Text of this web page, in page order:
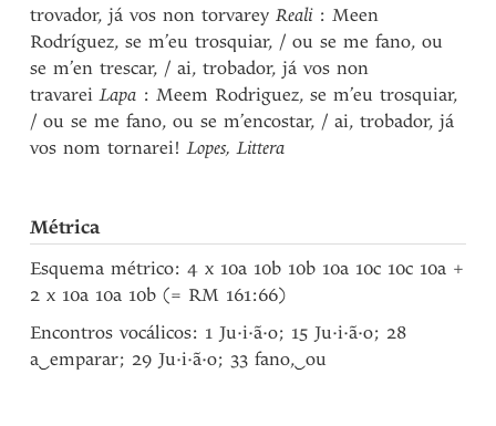
trovador, já vos non torvareyReali: Meen
Rodríguez, se m’eu trosquiar, / ou se me fano, ou
se m’en trescar, / ai, trobador, já vos non
travareiLapa : Meem Rodriguez, se m’eu trosquiar,
/ ou se me fano, ou se m’encostar, / ai, trobador, já
vos nom tornarei!Lopes, Littera
Métrica
Esquema métrico: 4 x 10a 10b 10b 10a 10c 10c 10a +
2 x 10a 10a 10b (= RM 161:66)
Encontros vocálicos: 1 Ju·i·ã·o; 15 Ju·i·ã·o; 28
a ‿emparar; 29 Ju·i·ã·o; 33 fano, ‿ou